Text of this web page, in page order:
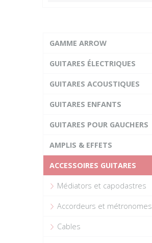
GAMME ARROW
GUITARES ÉLECTRIQUES
GUITARES ACOUSTIQUES
GUITARES ENFANTS
GUITARES POUR GAUCHERS
AMPLIS & EFFETS
ACCESSOIRES GUITARES
Médiators et capodastres
Accordeurs et métronomes
Cables